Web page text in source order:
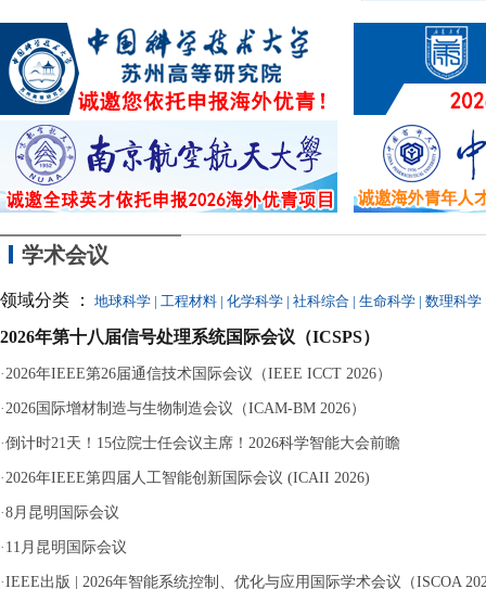
能失明
嫁
容
学术会议
领域分类 ： 地球科学 | 工程材料 | 化学科学 | 社科综合 | 生命科学 | 数理科学
2026年第十八届信号处理系统国际会议（ICSPS）
·2026年IEEE第26届通信技术国际会议（IEEE ICCT 2026）
·2026国际增材制造与生物制造会议（ICAM-BM 2026）
·倒计时21天！15位院士任会议主席！2026科学智能大会前瞻
·2026年IEEE第四届人工智能创新国际会议 (ICAII 2026)
·8月昆明国际会议
· 11月昆明国际会议
·IEEE出版 | 2026年智能系统控制、优化与应用国际学术会议（ISCOA